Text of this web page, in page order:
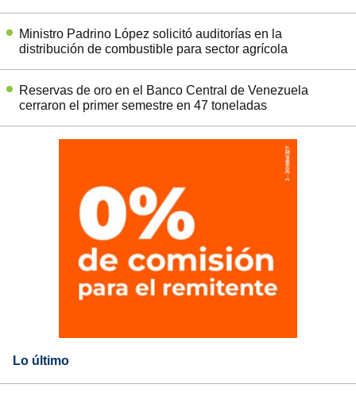
Ministro Padrino López solicitó auditorías en la
distribución de combustible para sector agrícola
Reservas de oro en el Banco Central de Venezuela
cerraron el primer semestre en 47 toneladas
Lo último